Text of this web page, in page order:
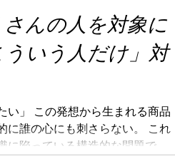
300人種に認められれば、世界で
可能です。アップルやNIKE、ユ
企業がニューヨークでポップア
功を収めています。この流れを
ディングにも新たな可能性を
ンの重要性 酔鯨酒造さんのブラ
重要だったのが
んの人を対象に
いう人だけ」対
い」 この発想から生まれる商品
に誰の心にも刺さらない。 これ
に陥っている構造的な問題で